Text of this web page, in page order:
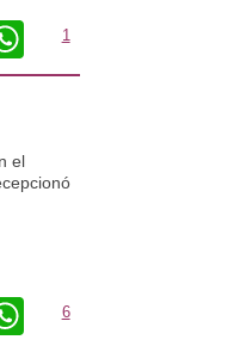
WhatsApp
1
el
WhatsApp
6